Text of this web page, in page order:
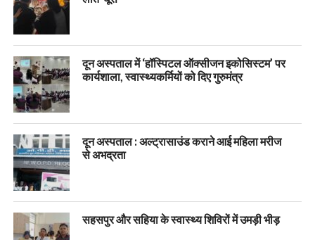
दून अस्पताल में ‘हॉस्पिटल ऑक्सीजन इकोसिस्टम’ पर
कार्यशाला, स्वास्थ्यकर्मियों को दिए गुरुमंत्र
दून अस्पताल : अल्ट्रासाउंड कराने आई महिला मरीज
से अभद्रता
सहसपुर और सहिया के स्वास्थ्य शिविरों में उमड़ी भीड़